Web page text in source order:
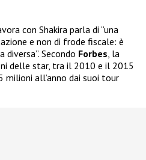
con Shakira parla di “una
e non di frode fiscale: è
Secondo Forbes , la
delle star, tra il 2010 e il 2015
milioni all’anno dai suoi tour